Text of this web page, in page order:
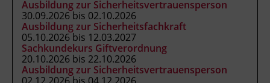
von 20 %.
Veranstaltungsort
BFI Tirol Bildungszentrum
Ing.-Etzel-Straße 7
Ausbildung zur Sicherheitsvertrauensperson
30.09.2026 bis 02.10.2026
Ausbildung zur Sicherheitsfachkraft
05.10.2026 bis 12.03.2027
Sachkundekurs Giftverordnung
20.10.2026 bis 22.10.2026
Ausbildung zur Sicherheitsvertrauensperson